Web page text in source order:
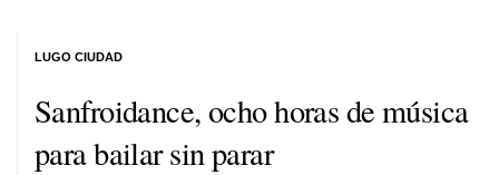
Sanfroidance, ocho horas de música
para bailar sin parar
LUGO CIUDAD